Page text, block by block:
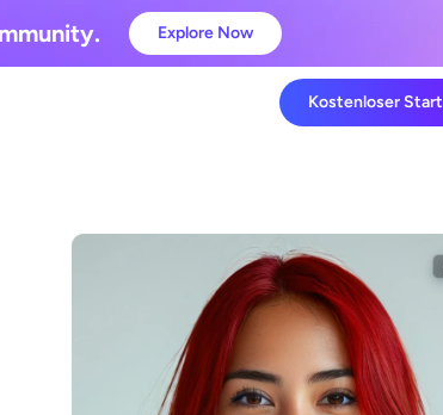
Explore Now
Kostenloser Start